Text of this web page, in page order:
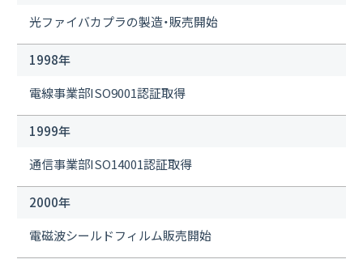
光ファイバカプラの製造・販売開始
1998年
電線事業部ISO9001認証取得
1999年
通信事業部ISO14001認証取得
2000年
電磁波シールドフィルム販売開始